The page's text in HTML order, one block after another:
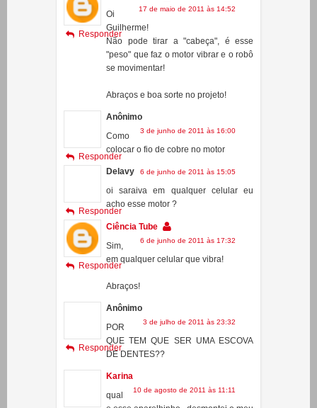
"peso" que faz o motor vibrar e o robô
Abraços e boa sorte no projeto!
Anônimo
colocar o fio de cobre no motor
Responder
acho esse motor ?
Responder
6 de junho de 2011 às 17:32
Sim,
em qualquer celular que vibra!
Responder
Anônimo
QUE TEM QUE SER UMA ESCOVA
DE DENTES??
Responder
Karina
10 de agosto de 2011 às 11:11
qual
cel e nao achei nada, tenho uma
escova aki, velha, akelas ke faz zzzzz,
sera que ela tem esse aparelhinho?
Responder